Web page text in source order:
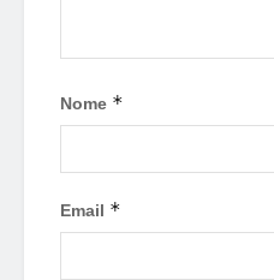
Nome *
Email *